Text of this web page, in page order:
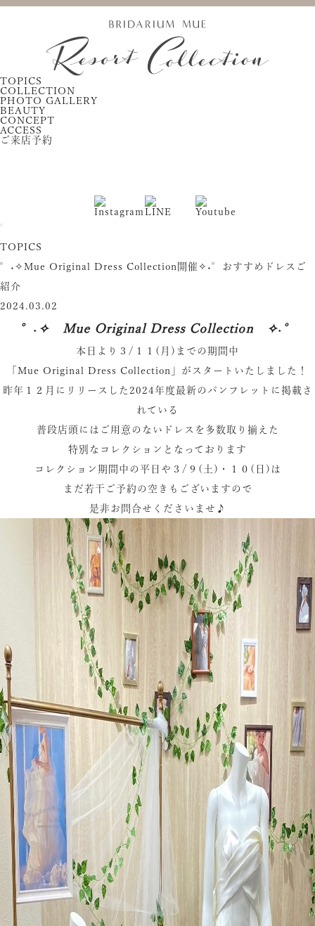
TOPICS
COLLECTION
PHOTO GALLERY
BEAUTY
CONCEPT
ACCESS
ご来店予約
TOPICS
°˖✧Mue Original Dress Collection開催✧˖°おすすめドレスご
紹介
2024.03.02
°˖✧ Mue Original Dress Collection ✧˖°
本日より３/１１(月)までの期間中
「Mue Original Dress Collection」がスタートいたしました！
昨年１２月にリリースした2024年度最新のパンフレットに掲載 さ
れている
普段店頭にはご用意のないドレスを多数取り揃えた
特別なコレクションとなっております
コレクション期間中の平日や３/９(土)・１０(日)は
まだ若干ご予約の空きもございますので
是非お問合せくださいませ♪